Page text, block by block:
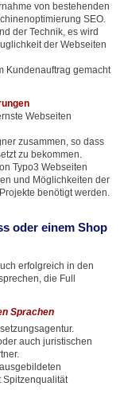
von bestehenden
SEO.
der Technik, es wird
der Webseiten
Kundenauftrag gemacht
Webseiten
zusammen, so dass
zu bekommen.
Typo3 Webseiten
und Möglichkeiten der
benötigt werden.
oder einem Shop
erfolgreich in den
die Full
Sprachen
auch juristischen
Spitzenqualität